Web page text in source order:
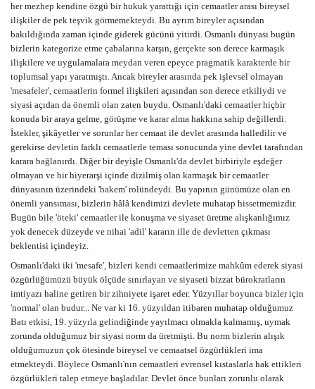
her mezhep kendine özgü bir hukuk yarattığı için cemaatler arası bireysel
ilişkiler de pek teşvik görmemekteydi. Bu ayrım bireyler açısından
bakıldığında zaman içinde giderek gücünü yitirdi. Osmanlı dünyası bugün
bizlerin kategorize etme çabalarına karşın, gerçekte son derece karmaşık
ilişkilere ve uygulamalara meydan veren epeyce pragmatik karakterde bir
toplumsal yapı yaratmıştı. Ancak bireyler arasında pek işlevsel olmayan
'mesafeler', cemaatlerin formel ilişkileri açısından son derece etkiliydi ve
siyasi açıdan da önemli olan zaten buydu. Osmanlı'daki cemaatler hiçbir
konuda bir araya gelme, görüşme ve karar alma hakkına sahip değillerdi.
İstekler, şikâyetler ve sorunlar her cemaat ile devlet arasında halledilir ve
gerekirse devletin farklı cemaatlerle teması sonucunda yine devlet tarafından
karara bağlanırdı. Diğer bir deyişle Osmanlı'da devlet birbiriyle eşdeğer
olmayan ve bir hiyerarşi içinde dizilmiş olan karmaşık bir cemaatler
dünyasının üzerindeki 'hakem' rolündeydi. Bu yapının günümüze olan en
önemli yansıması, bizlerin hâlâ kendimizi devlete muhatap hissetmemizdir.
Bugün bile 'öteki' cemaatler ile konuşma ve siyaset üretme alışkanlığımız
yok denecek düzeyde ve nihai 'adil' kararın ille de devletten çıkması
beklentisi içindeyiz.
Osmanlı'daki iki 'mesafe', bizleri kendi cemaatlerimize mahkûm ederek siyasi
özgürlüğümüzü büyük ölçüde sınırlayan ve siyaseti bizzat bürokratların
imtiyazı haline getiren bir zihniyete işaret eder. Yüzyıllar boyunca bizler için
'normal' olan budur... Ne var ki 16. yüzyıldan itibaren muhatap olduğumuz
Batı etkisi, 19. yüzyıla gelindiğinde yayılmacı olmakla kalmamış, uymak
zorunda olduğumuz bir siyasi norm da üretmişti. Bu norm bizlerin alışık
olduğumuzun çok ötesinde bireysel ve cemaatsel özgürlükleri ima
etmekteydi. Böylece Osmanlı'nın cemaatleri evrensel kıstaslarla hak ettikleri
özgürlükleri talep etmeye başladılar. Devlet önce bunları zorunlu olarak